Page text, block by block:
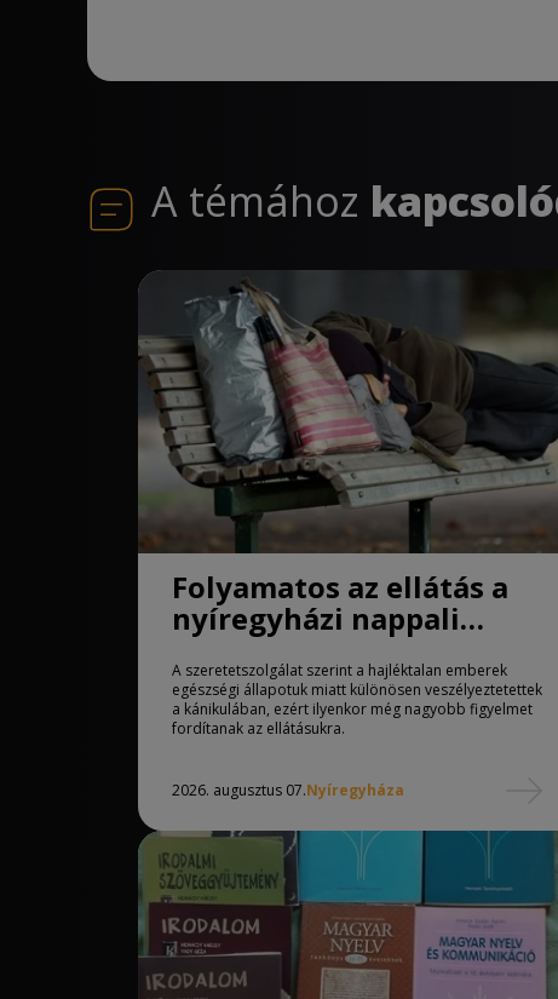
A témához
Folyamatos az ellátás a
nyíregyházi nappali
melegedőben
A szeretetszolgálat szerint a hajléktalan emberek
egészségi állapotuk miatt különösen veszélyeztetettek
a kánikulában, ezért ilyenkor még nagyobb figyelmet
fordítanak az ellátásukra.
2026. augusztus 07.Nyíregyháza